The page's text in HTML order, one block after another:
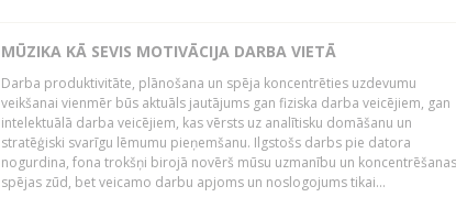
MŪZIKA KĀ SEVIS MOTIVĀCIJA DARBA VIETĀ
Darba produktivitāte, plānošana un spēja koncentrēties uzdevumu
veikšanai vienmēr būs aktuāls jautājums gan fiziska darba veicējiem, gan
intelektuālā darba veicējiem, kas vērsts uz analītisku domāšanu un
stratēģiski svarīgu lēmumu pieņemšanu. Ilgstošs darbs pie datora
nogurdina, fona trokšņi birojā novērš mūsu uzmanību un koncentrēšanas
spējas zūd, bet veicamo darbu apjoms un noslogojums tikai...